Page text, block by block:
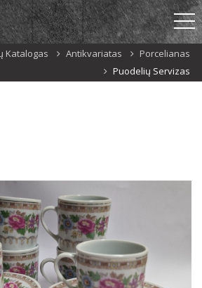
Katalogas Antikvariatas
Porcelianas
Puodelių Servizas